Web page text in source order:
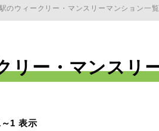
のウィークリー・マンスリーマンション一覧
リー・マンスリ
1 表示